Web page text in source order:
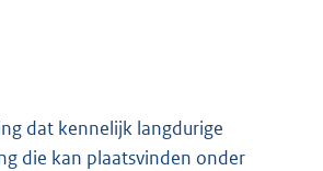
dat kennelijk langdurige
die kan plaatsvinden onder